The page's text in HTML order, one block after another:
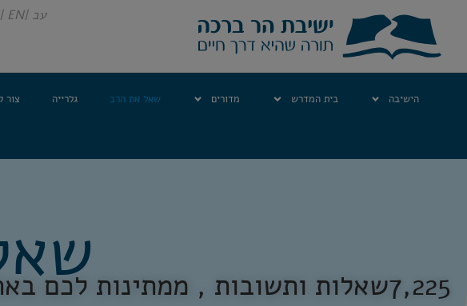
עב |EN |
הישיבה בית המדרש מדורים שאל את הרב גלרייה צור
7,225שאלות ותשובות , ממתינות לכם